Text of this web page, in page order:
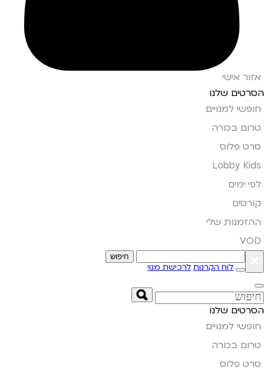
אזור אישי
הסרטים שלנו
חופשי למנויים
טרום בכורה
סרט פלוס
Lobby Kids
לפי ימים
קורסים
ההזמנות שלי
VOD
חיפוש
לוח הקרנות לרכישת מנוי
הסרטים שלנו
חופשי למנויים
טרום בכורה
סרט פלוס